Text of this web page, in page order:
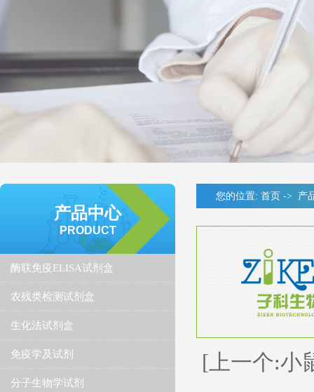
产品中心
PRODUCT
酶联免疫ELISA试剂盒
农残类检测试剂盒
生化法试剂盒
免疫学及试剂
分子生物学试剂
您的位置: 首页 -> 产
[上一个:小